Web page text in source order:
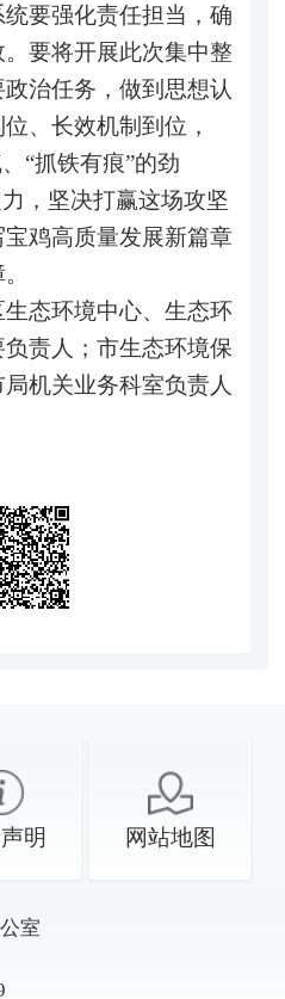
要强化责任担当，确
要将开展此次集中整
治任务，做到思想认
、长效机制到位，
“抓铁有痕”的劲
，坚决打赢这场攻坚
鸡高质量发展新篇章
态环境中心、生态环
责人；市生态环境保
机关业务科室负责人
明 网站地图
室